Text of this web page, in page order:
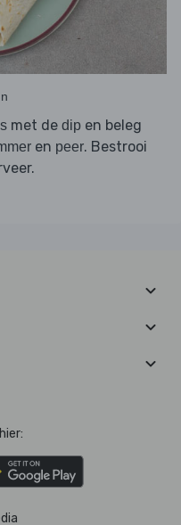
met de dip en beleg
en peer. Bestrooi